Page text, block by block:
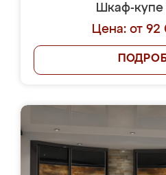
Шкаф-купе
Цена: от 92